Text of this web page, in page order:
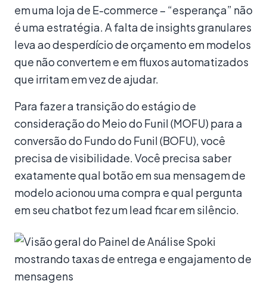
em uma loja de E-commerce – “esperança” não
é uma estratégia. A falta de insights granulares
leva ao desperdício de orçamento em modelos
que não convertem e em fluxos automatizados
que irritam em vez de ajudar.
Para fazer a transição do estágio de
consideração do Meio do Funil (MOFU) para a
conversão do Fundo do Funil (BOFU), você
precisa de visibilidade. Você precisa saber
exatamente qual botão em sua mensagem de
modelo acionou uma compra e qual pergunta
em seu chatbot fez um lead ficar em silêncio.